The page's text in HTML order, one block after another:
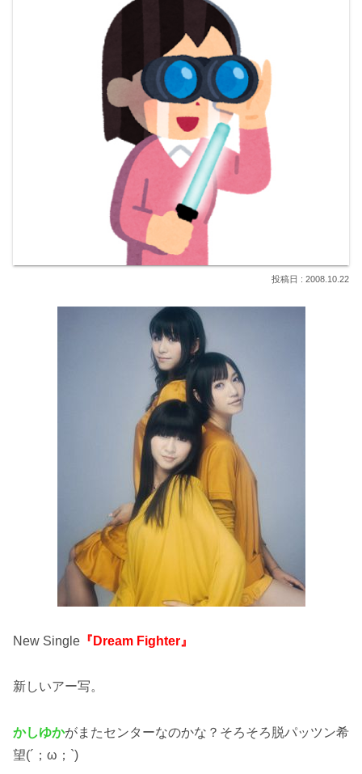
2008.10.22
New Single 『Dream Fighter』
新しいアー写。
かしゆかがまたセンターなのかな？そろそろ脱パッツン希
望(´；ω；`)